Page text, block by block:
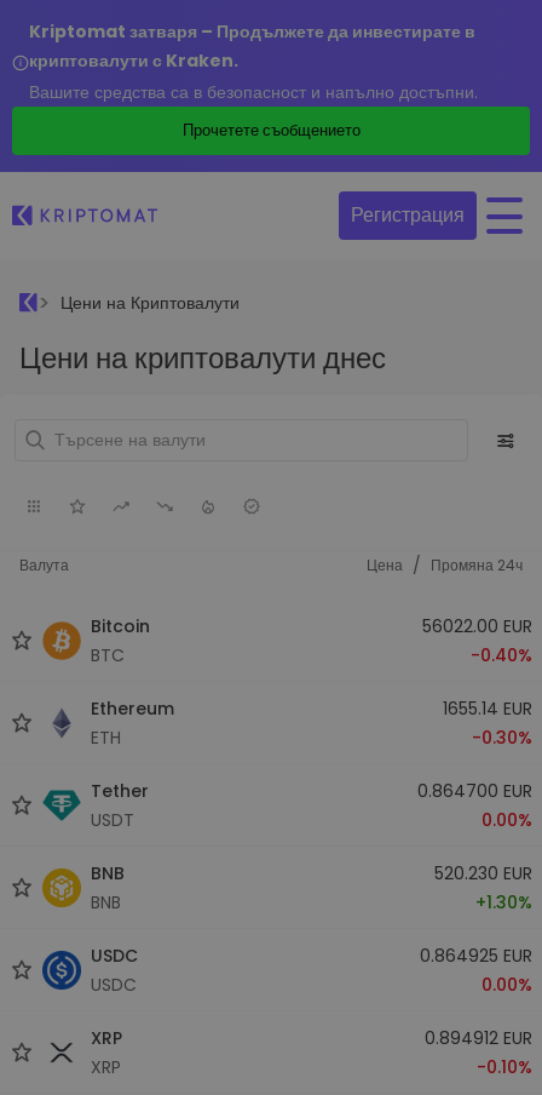
Kriptomat затваря – Продължете да инвестирате в
криптовалути с Kraken.
Вашите средства са в безопасност и напълно достъпни.
Прочетете съобщението
Регистрация
Цени на Криптовалути
Цени на криптовалути днес
Валута Цена / Промяна 24ч
Bitcoin
BTC
56022.00 EUR
-0.40%
Ethereum
ETH
1655.14 EUR
-0.30%
Tether
USDT
0.864700 EUR
0.00%
BNB
BNB
520.230 EUR
+1.30%
USDC
USDC
0.864925 EUR
0.00%
XRP
XRP
0.894912 EUR
-0.10%